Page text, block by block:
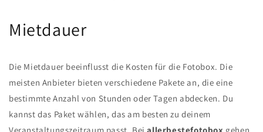
Mietdauer
Die Mietdauer beeinflusst die Kosten für die Fotobox. Die
meisten Anbieter bieten verschiedene Pakete an, die eine
bestimmte Anzahl von Stunden oder Tagen abdecken. Du
kannst das Paket wählen, das am besten zu deinem